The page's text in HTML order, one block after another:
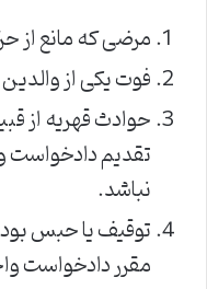
مرضی که مانع
فوت یکی از
حوادث قهریه از
تقدیم
نباشد.
توقیف یا حبس
مقرر دادخواست